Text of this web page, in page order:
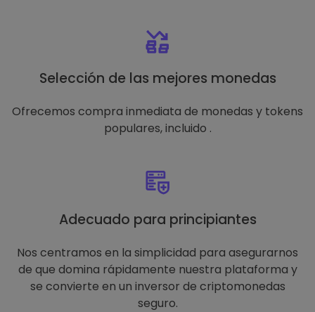
Selección de las mejores monedas
Ofrecemos compra inmediata de monedas y tokens
populares, incluido .
Adecuado para principiantes
Nos centramos en la simplicidad para asegurarnos
de que domina rápidamente nuestra plataforma y
se convierte en un inversor de criptomonedas
seguro.